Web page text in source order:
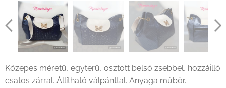
Közepes méretű, egyterű, osztott belső zsebbel, hozzáillő
csatos zárral. Állítható válpánttal. Anyaga műbőr.